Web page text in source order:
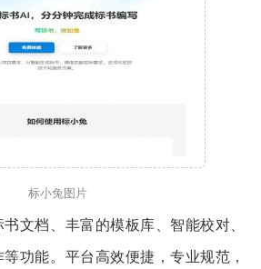
标小兔图片
文档、丰富的模板库、智能校对、
功能。平台高效便捷，专业规范，